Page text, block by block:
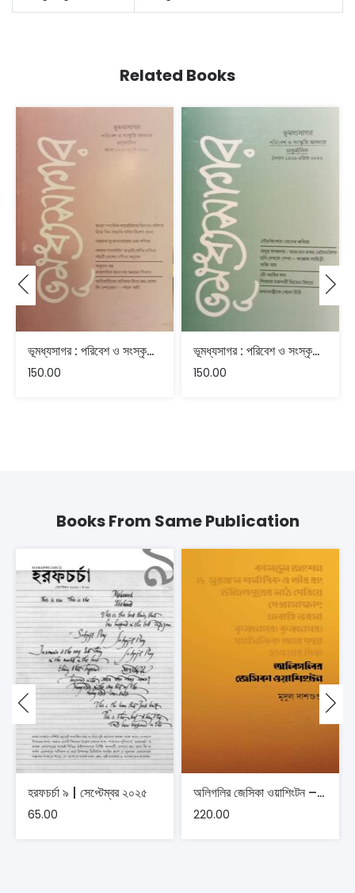
Related Books
ভূমধ্যসাগর : পরিবেশ ও সংস্কৃতি ভাবনার – জুলাই ২০২১
150.00
ভূমধ্যসাগর : পরিবেশ ও সংস্কৃতি ভাবনার – এপ্রিল ২০২২
150.00
Books From Same Publication
হরফচর্চা ৯ | সেপ্টেম্বর ২০২৫
65.00
অলিগলির জেসিকা ওয়াশিংটন – মৃদুল দাশগুপ্ত
220.00